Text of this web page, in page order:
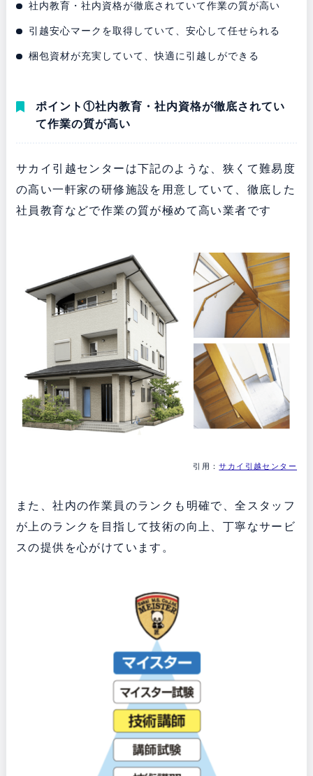
社内教育・社内資格が徹底されていて作業の質が高い
引越安心マークを取得していて、安心して任せられる
梱包資材が充実していて、快適に引越しができる
ポイント①社内教育・社内資格が徹底されてい
て作業の質が高い
サカイ引越センターは下記のような、狭くて難易度
の高い一軒家の研修施設を用意していて、徹底した
社員教育などで作業の質が極めて高い業者です
引用：サカイ引越センター
また、社内の作業員のランクも明確で、全スタッフ
が上のランクを目指して技術の向上、丁寧なサービ
スの提供を心がけています。